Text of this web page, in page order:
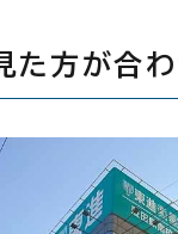
た方が合